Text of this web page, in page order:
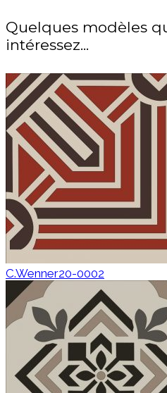
Quelques modèles
intéressez...
C.Wenner20-0002